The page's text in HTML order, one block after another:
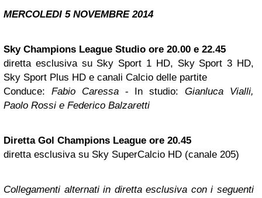
MERCOLEDI 5 NOVEMBRE 2014
Sky Champions League Studio ore 20.00 e 22.45
diretta esclusiva su Sky Sport 1 HD, Sky Sport 3 HD,
Sky Sport Plus HD e canali Calcio delle partite
Conduce: Fabio Caressa- In studio:Gianluca Vialli,
Paolo Rossi e Federico Balzaretti
Diretta Gol Champions League ore 20.45
diretta esclusiva su Sky SuperCalcio HD (canale 205)
Collegamenti alternati in diretta esclusiva con i seguenti